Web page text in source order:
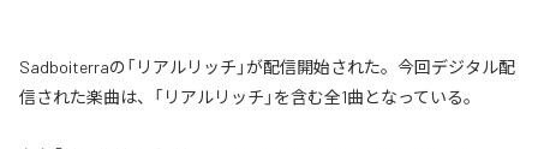
Sadboiterraの「リアルリッチ」が配信開始された。今回デジタル配
信された楽曲は、「リアルリッチ」を含む全1曲となっている。